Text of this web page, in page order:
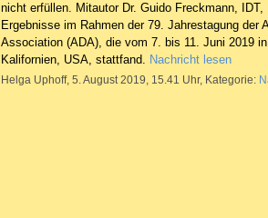
nicht erfüllen. Mitautor Dr. Guido Freckmann,
Ergebnisse im Rahmen der 79. Jahrestagung der
Association (ADA), die vom 7. bis 11. Juni 2019
Kalifornien, USA, stattfand. Nachricht lesen
Helga Uphoff, 5. August 2019, 15.41 Uhr, Kategorie: